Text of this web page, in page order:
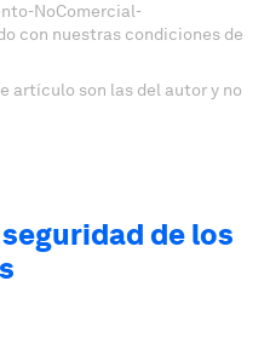
NoComercial-
con nuestras condiciones de
artículo son las del autor y no
de los